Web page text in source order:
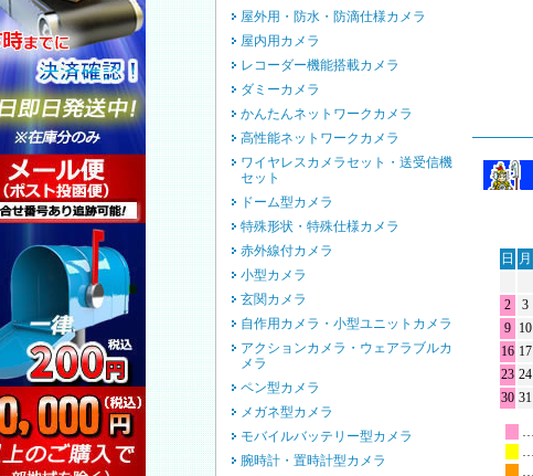
屋外用・防水・防滴仕様カメラ
屋内用カメラ
レコーダー機能搭載カメラ
ダミーカメラ
かんたんネットワークカメラ
高性能ネットワークカメラ
ワイヤレスカメラセット・送受信機
セット
ドーム型カメラ
特殊形状・特殊仕様カメラ
赤外線付カメラ
小型カメラ
玄関カメラ
自作用カメラ・小型ユニットカメラ
アクションカメラ・ウェアラブルカ
メラ
ペン型カメラ
メガネ型カメラ
モバイルバッテリー型カメラ
腕時計・置時計型カメラ